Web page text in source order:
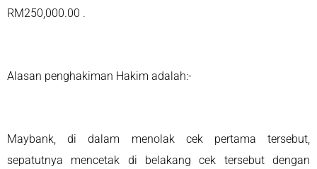
RM250,000.00 .
Alasan penghakiman Hakim adalah:-
Maybank, di dalam menolak cek pertama tersebut,
sepatutnya mencetak di belakang cek tersebut dengan